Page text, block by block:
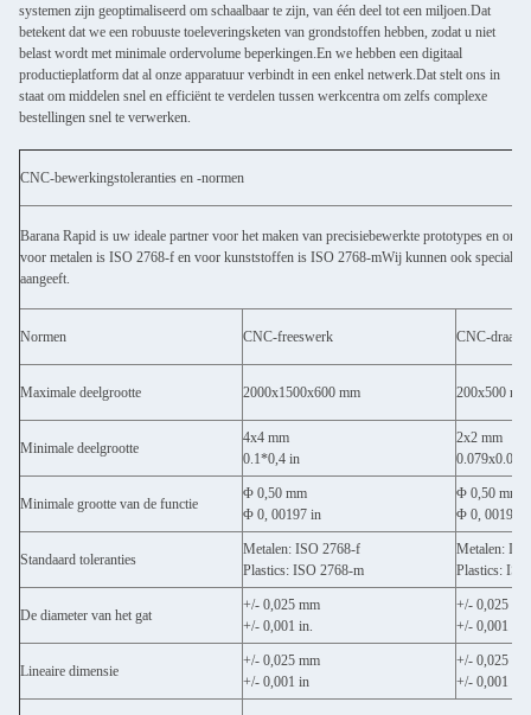
systemen zijn geoptimaliseerd om schaalbaar te zijn, van één deel tot een miljoen.Dat
betekent dat we een robuuste toeleveringsketen van grondstoffen hebben, zodat u niet
belast wordt met minimale ordervolume beperkingen.En we hebben een digitaal
productieplatform dat al onze apparatuur verbindt in een enkel netwerk.Dat stelt ons in
staat om middelen snel en efficiënt te verdelen tussen werkcentra om zelfs complexe
bestellingen snel te verwerken.
CNC-bewerkingstoleranties en -normen
Barana Rapid is uw ideale partner voor het maken van precisiebewerkte prototypes en
voor metalen is ISO 2768-f en voor kunststoffen is ISO 2768-mWij kunnen ook speciale
aangeeft.
Normen CNC-freeswerk CNC-draaien
Maximale deelgrootte 2000x1500x600 mm 200x500 mm
Minimale deelgrootte
4x4 mm
0.1*0,4 in
2x2 mm
0.079x0.079
Minimale grootte van de functie
Φ 0,50 mm
Φ 0, 00197 in
Φ 0,50 mm
Φ 0, 00197
Standaard toleranties
Metalen: ISO 2768-f
Plastics: ISO 2768-m
Metalen:
Plastics:
De diameter van het gat
+/- 0,025 mm
+/- 0,001 in.
+/- 0,025
+/- 0,001 in.
Lineaire dimensie
+/- 0,025 mm
+/- 0,001 in
+/- 0,025
+/- 0,001 in